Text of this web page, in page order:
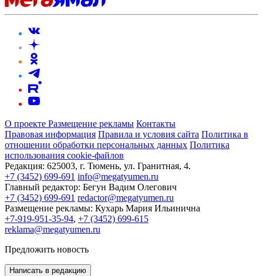
О проекте Размещение рекламы Контакты
Правовая информация Правила и условия сайта Политика в
отношении обработки персональных данных Политика
использования cookie-файлов
Редакция: 625003, г. Тюмень, ул. Гранитная, 4.
+7 (3452) 699-691 info@megatyumen.ru
Главный редактор: Бегун Вадим Олегович
+7 (3452) 699-691 redactor@megatyumen.ru
Размещение рекламы: Кухарь Мария Ильинична
+7-919-951-35-94, +7 (3452) 699-615
reklama@megatyumen.ru
Предложить новость
Написать в редакцию